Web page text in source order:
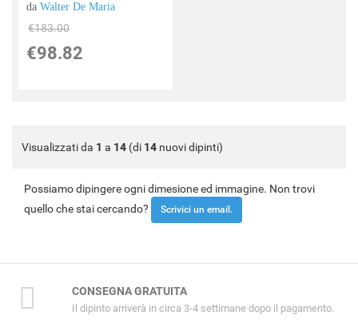
daWalter De Maria
€183.00
€98.82
Visualizzati da 1 a 14 (di 14 nuovi dipinti)
Possiamo dipingere ogni dimesione ed immagine. Non trovi
quello che stai cercando?
Scrivici un email.
CONSEGNA GRATUITA
Il dipinto arriverà in circa 3-4 settimane dopo il pagamento.